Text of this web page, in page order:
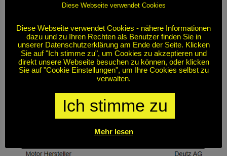
Diese Webseite verwendet Cookies
Diese Webseite verwendet Cookies - nähere Informationen
dazu und zu Ihren Rechten als Benutzer finden Sie in
unserer Datenschutzerklärung am Ende der Seite. Klicken
Sie auf "Ich stimme zu", um Cookies zu akzeptieren und
direkt unsere Webseite besuchen zu können, oder klicken
Sie auf "Cookie Einstellungen", um Ihre Cookies selbst zu
verwalten.
Ich stimme zu
Mehr lesen